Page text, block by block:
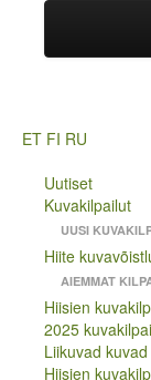
Hiite
Hiisien
2025
Liikuvad
Hiisien
2024
Liikkuvat
ET FI RU
Uutiset
Kuvakilpailut
UUSI
Hiite
AIEMMAT
Hiisien
2025
Liikuvad
Hiisien